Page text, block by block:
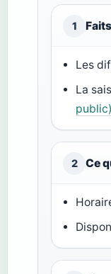
1
Les
La
public)
2 Ce